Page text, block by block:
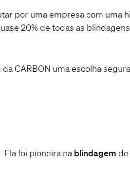
por uma empresa com uma
20% de todas as
CARBON uma escolha
foi pioneira na blindagem de